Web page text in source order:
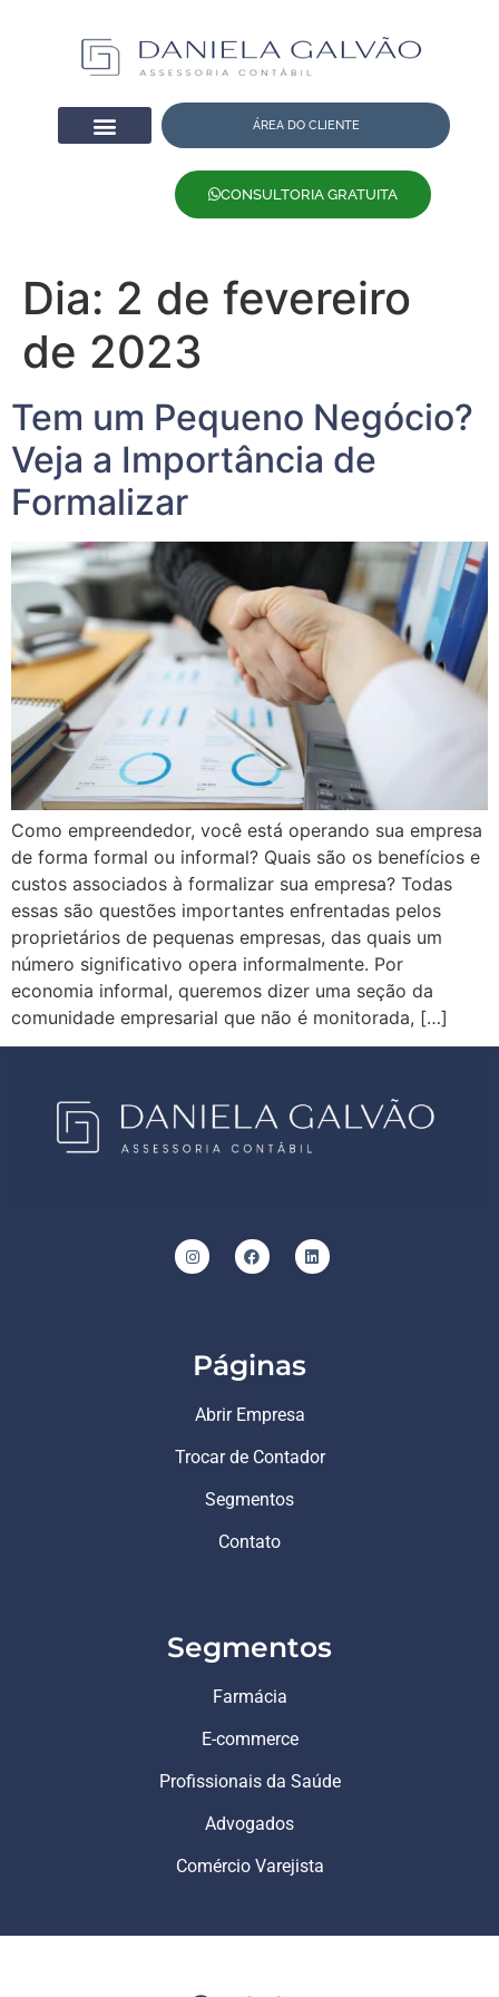
ÁREA DO CLIENTE
CONSULTORIA GRATUITA
Dia: 2 de fevereiro
de 2023
Tem um Pequeno Negócio?
Veja a Importância de
Formalizar
Como empreendedor, você está operando sua empresa
de forma formal ou informal? Quais são os benefícios e
custos associados à formalizar sua empresa? Todas
essas são questões importantes enfrentadas pelos
proprietários de pequenas empresas, das quais um
número significativo opera informalmente. Por
economia informal, queremos dizer uma seção da
comunidade empresarial que não é monitorada, […]
Páginas
Abrir Empresa
Trocar de Contador
Segmentos
Contato
Segmentos
Farmácia
E-commerce
Profissionais da Saúde
Advogados
Comércio Varejista